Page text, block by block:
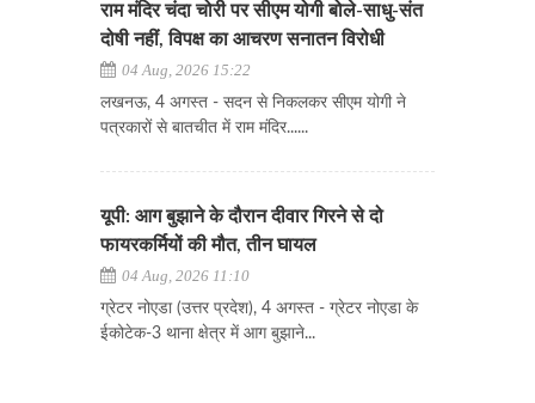
राम मंदिर चंदा चोरी पर सीएम योगी बोले-साधु-संत
दोषी नहीं, विपक्ष का आचरण सनातन विरोधी
04 Aug, 2026 15:22
लखनऊ, 4 अगस्त - सदन से निकलकर सीएम योगी ने
पत्रकारों से बातचीत में राम मंदिर......
यूपी: आग बुझाने के दौरान दीवार गिरने से दो
फायरकर्मियों की मौत, तीन घायल
04 Aug, 2026 11:10
ग्रेटर नोएडा (उत्तर प्रदेश), 4 अगस्त - ग्रेटर नोएडा के
ईकोटेक-3 थाना क्षेत्र में आग बुझाने...